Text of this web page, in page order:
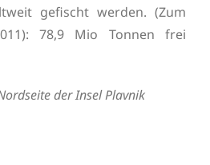
gefischt werden. (Zum
78,9 Mio Tonnen frei
der Insel Plavnik